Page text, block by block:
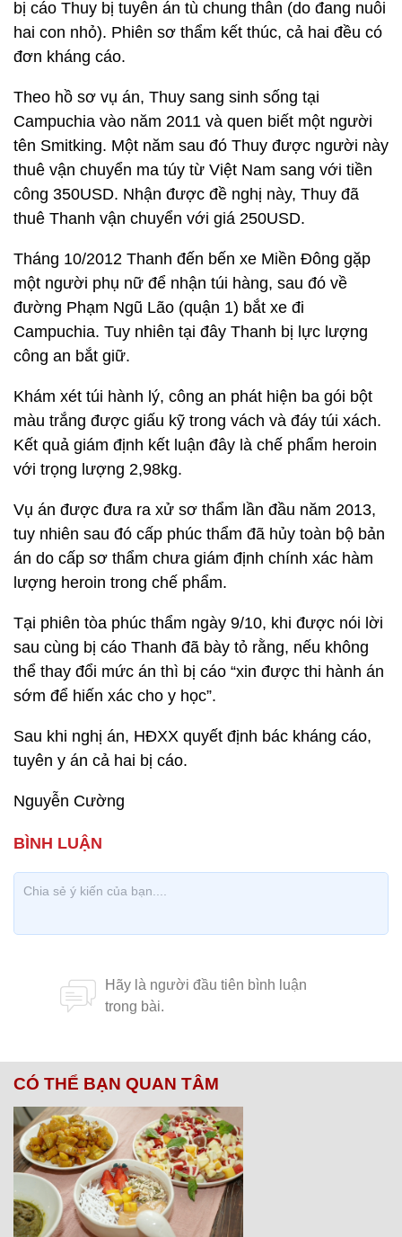
bị cáo Thuy bị tuyên án tù chung thân (do đang nuôi
hai con nhỏ). Phiên sơ thẩm kết thúc, cả hai đều có
đơn kháng cáo.
Theo hồ sơ vụ án, Thuy sang sinh sống tại
Campuchia vào năm 2011 và quen biết một người
tên Smitking. Một năm sau đó Thuy được người này
thuê vận chuyển ma túy từ Việt Nam sang với tiền
công 350USD. Nhận được đề nghị này, Thuy đã
thuê Thanh vận chuyển với giá 250USD.
Tháng 10/2012 Thanh đến bến xe Miền Đông gặp
một người phụ nữ để nhận túi hàng, sau đó về
đường Phạm Ngũ Lão (quận 1) bắt xe đi
Campuchia. Tuy nhiên tại đây Thanh bị lực lượng
công an bắt giữ.
Khám xét túi hành lý, công an phát hiện ba gói bột
màu trắng được giấu kỹ trong vách và đáy túi xách.
Kết quả giám định kết luận đây là chế phẩm heroin
với trọng lượng 2,98kg.
Vụ án được đưa ra xử sơ thẩm lần đầu năm 2013,
tuy nhiên sau đó cấp phúc thẩm đã hủy toàn bộ bản
án do cấp sơ thẩm chưa giám định chính xác hàm
lượng heroin trong chế phẩm.
Tại phiên tòa phúc thẩm ngày 9/10, khi được nói lời
sau cùng bị cáo Thanh đã bày tỏ rằng, nếu không
thể thay đổi mức án thì bị cáo “xin được thi hành án
sớm để hiến xác cho y học”.
Sau khi nghị án, HĐXX quyết định bác kháng cáo,
tuyên y án cả hai bị cáo.
Nguyễn Cường
CÓ THỂ BẠN QUAN TÂM